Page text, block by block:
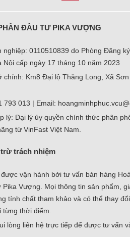
ĐẦU TƯ PIKA VƯỢNG
nghiệp: 0110510839 do Phòng Đăng
Nội cấp ngày 17 tháng 10 năm 2023
chính: Km8 Đại lộ Thăng Long, Xã
793 013 | Email:
lý: Đại lý ủy quyền chính thức phân
từ VinFast Việt Nam.
trách nhiệm
vận hành bởi tư vấn bán hàng
Vượng. Mọi thông tin sản phẩm,
tính chất tham khảo và có thể thay
từng thời điểm.
lòng liên hệ trực tiếp để được tư vấn